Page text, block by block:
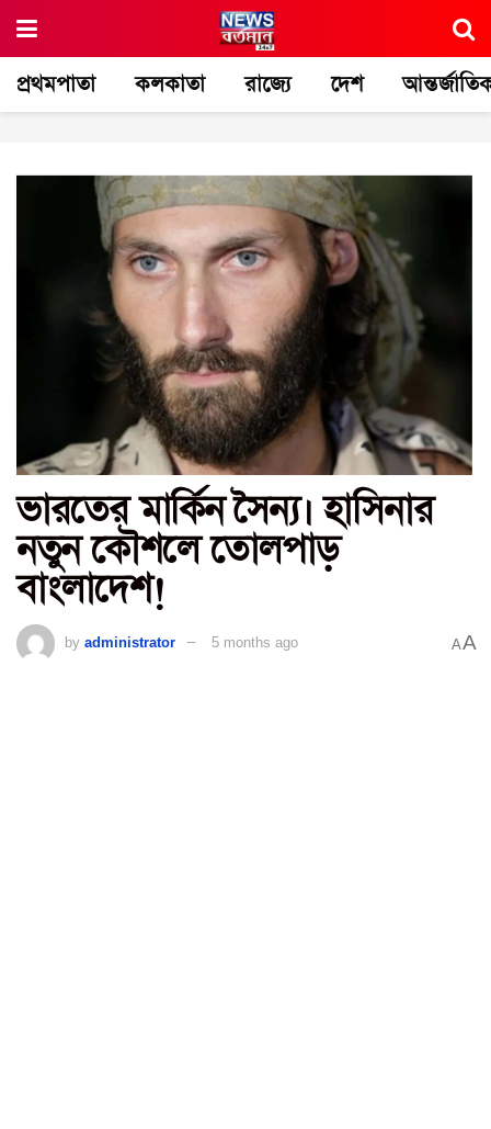
প্রথমপাতা কলকাতা রাজ্যে দেশ
ভারতের মার্কিন সৈন্য। হাসিনার
নতুন কৌশলে তোলপাড়
বাংলাদেশ!
by administrator 5 months ago AA